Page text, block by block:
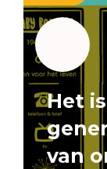
Het
van